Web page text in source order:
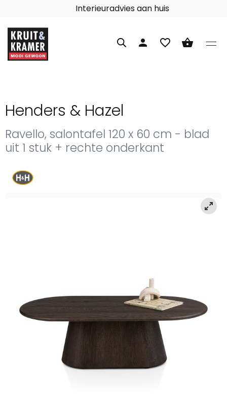
Interieuradvies aan huis
person favorite_border shopping_basket
Henders & Hazel
Ravello, salontafel 120 x 60 cm - blad
uit 1 stuk + rechte onderkant